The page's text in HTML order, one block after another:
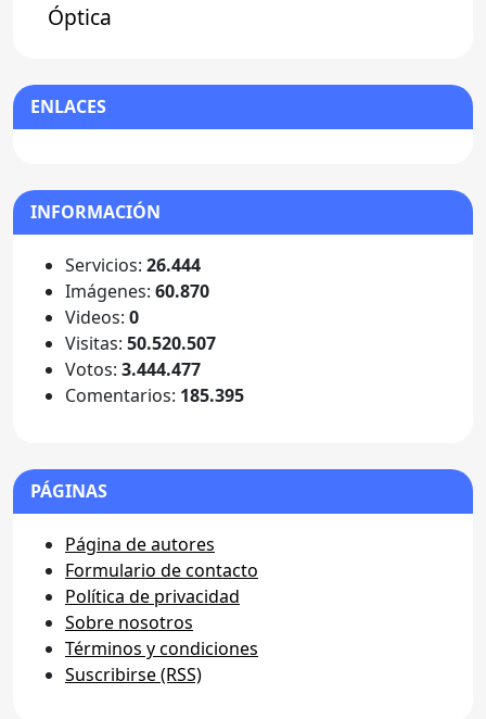
Óptica
ENLACES
INFORMACIÓN
Servicios: 26.444
Imágenes: 60.870
Videos: 0
Visitas: 50.520.507
Votos: 3.444.477
Comentarios: 185.395
PÁGINAS
Página de autores
Formulario de contacto
Política de privacidad
Sobre nosotros
Términos y condiciones
Suscribirse (RSS)